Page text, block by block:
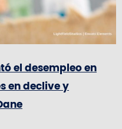
el desempleo en
en declive y